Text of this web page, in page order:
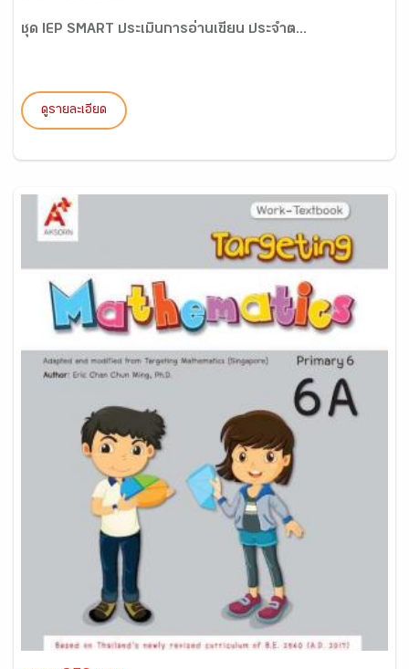
ชุด IEP SMART ประเมินการอ่านเขียน ประจำต...
ดูรายละเอียด